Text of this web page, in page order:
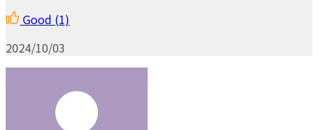
Good (1)
2024/10/03